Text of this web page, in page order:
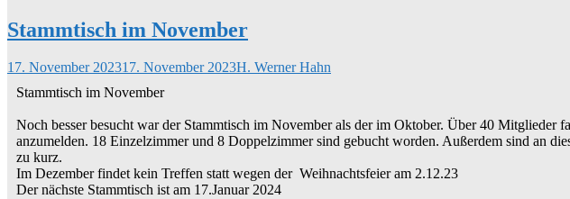
Stammtisch im November
17. November 202317. November 2023H. Werner Hahn
Stammtisch im November
Noch besser besucht war der Stammtisch im November als der im Oktober. Über 40
anzumelden. 18 Einzelzimmer und 8 Doppelzimmer sind gebucht worden. Außerdem sind an
zu kurz.
Im Dezember findet kein Treffen statt wegen der Weihnachtsfeier am 2.12.23
Der nächste Stammtisch ist am 17.Januar 2024